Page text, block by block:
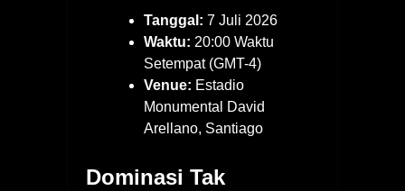
Tanggal: 7 Juli 2026
Waktu: 20:00 Waktu
Setempat (GMT-4)
Venue: Estadio
Monumental David
Arellano, Santiago
Dominasi Tak